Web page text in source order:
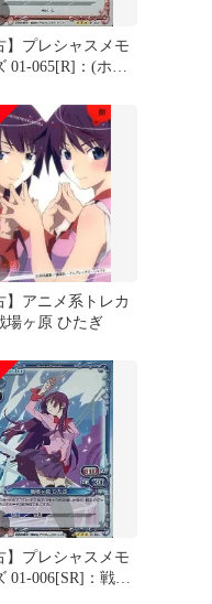
】プレシャスメモ
01-065[R]：(ホロ)
】アニメ系トレカ
場ヶ原 ひたぎ
】プレシャスメモ
01-006[SR]：戦場